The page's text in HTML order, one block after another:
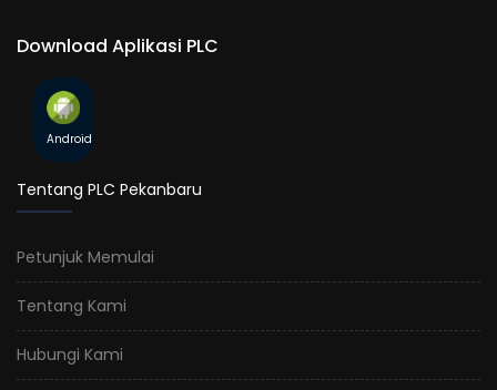
Download Aplikasi PLC
Android
Tentang PLC Pekanbaru
Petunjuk Memulai
Tentang Kami
Hubungi Kami